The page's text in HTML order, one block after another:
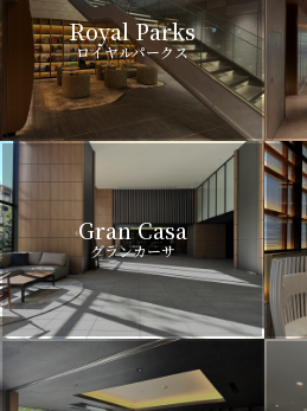
Royal Parks
ロイヤルパークス
Gran Casa
グランカーサ